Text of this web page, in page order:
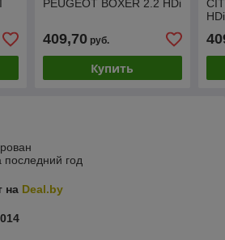
PEUGEOT BOXER 2.2 HDi
409,70руб.
Купить
HDi
последний год
на Deal.by